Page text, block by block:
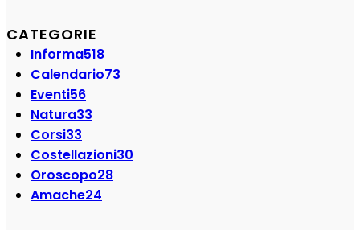
CATEGORIE
Informa518
Calendario73
Eventi56
Natura33
Corsi33
Costellazioni30
Oroscopo28
Amache24